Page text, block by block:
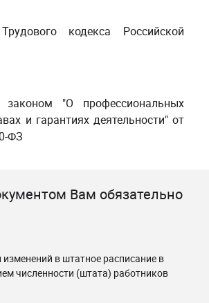
кодекса Российской
законом "О профессиональных
и гарантиях деятельности" от
ФЗ
Вам обязательно
изменений в штатное расписание в
численности (штата) работников